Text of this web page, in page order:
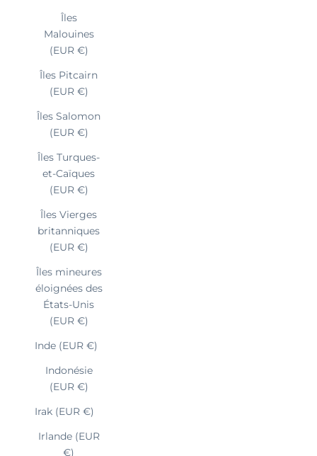
Îles
Malouines
(EUR €)
Îles Pitcairn
(EUR €)
Îles Salomon
(EUR €)
Îles Turques-
et-Caïques
(EUR €)
Îles Vierges
britanniques
(EUR €)
Îles mineures
éloignées des
États-Unis
(EUR €)
Inde (EUR €)
Indonésie
(EUR €)
Irak (EUR €)
Irlande (EUR
€)